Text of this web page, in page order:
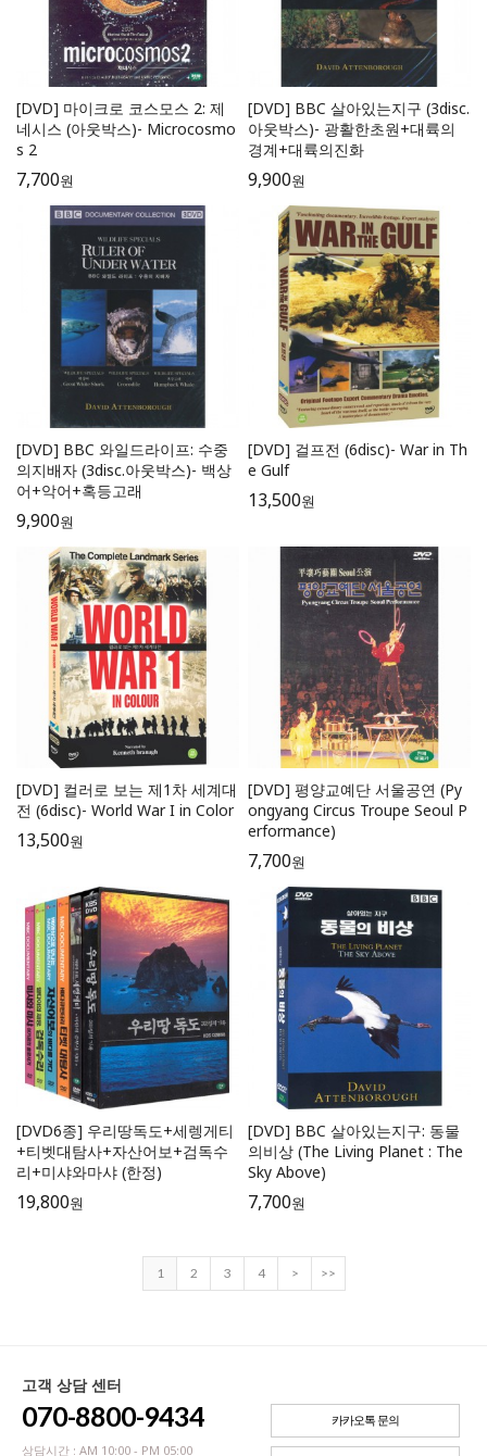
[DVD] 마이크로 코스모스 2: 제
네시스 (아웃박스)- Microcosmo
s 2
7,700원
[DVD] BBC 살아있는지구 (3disc.
아웃박스)- 광활한초원+대륙의
경계+대륙의진화
9,900원
[DVD] BBC 와일드라이프: 수중
의지배자 (3disc.아웃박스)- 백상
어+악어+혹등고래
9,900원
[DVD] 걸프전 (6disc)- War in Th
e Gulf
13,500원
[DVD] 컬러로 보는 제1차 세계대
전 (6disc)- World War I in Color
13,500원
[DVD] 평양교예단 서울공연 (Py
ongyang Circus Troupe Seoul P
erformance)
7,700원
[DVD6종] 우리땅독도+세렝게티
+티벳대탐사+자산어보+검독수
리+미샤와마샤 (한정)
19,800원
[DVD] BBC 살아있는지구: 동물
의비상 (The Living Planet : The
Sky Above)
7,700원
1 2 3 4 > >>
고객 상담 센터
070-8800-9434
상담시간 : AM 10:00 - PM 05:00
카카오톡 문의